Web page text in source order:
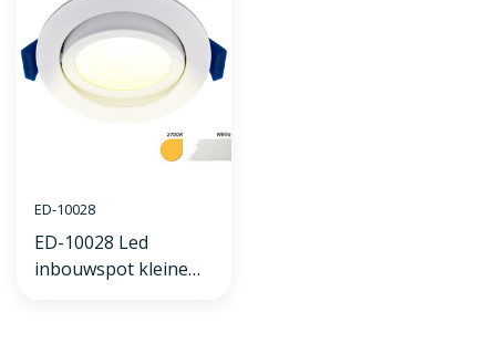
ED-10028
ED-10028 Led
inbouwspot kleine